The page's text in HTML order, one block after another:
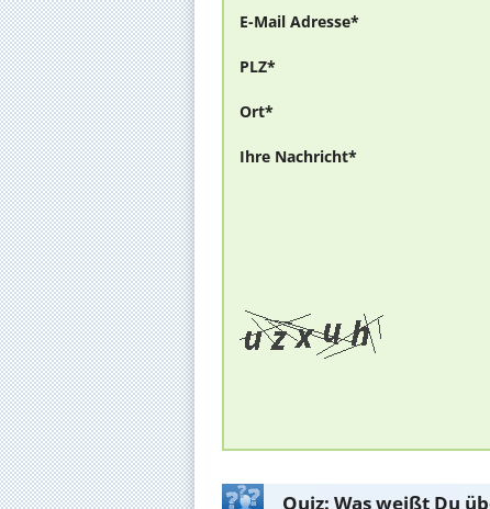
E-Mail Adresse*
PLZ*
Ort*
Ihre Nachricht*
Quiz: Was weißt Du